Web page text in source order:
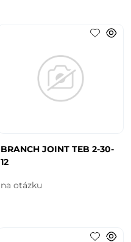
BRANCH JOINT TEB 2-30-
12
na otázku